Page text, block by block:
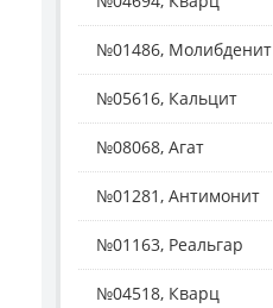
№01486, Молибденит
№05616, Кальцит
№08068, Агат
№01281, Антимонит
№01163, Реальгар
№04518, Кварц